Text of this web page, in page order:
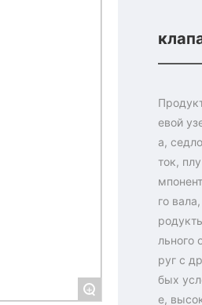
+
евой
а,
ток,
го
льного
руг с
бых
е,